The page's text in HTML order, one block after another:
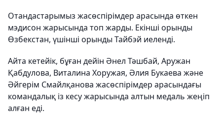
Отандастарымыз жасөспірімдер арасында өткен
мэдисон жарысында топ жарды. Екінші орынды
Өзбекстан, үшінші орынды Тайбэй иеленді.
Айта кетейік, бұған дейін Әнел Тәшбай, Аружан
Қабдулова, Виталина Хоружая, Әлия Букаева және
Әйгерім Смайлқанова жасөспірімдер арасындағы
командалық із кесу жарысында алтын медаль жеңіп
алған еді.